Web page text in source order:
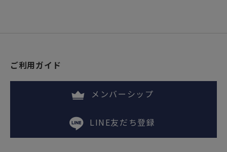
ご利用ガイド
メンバーシップ
LINE友だち登録